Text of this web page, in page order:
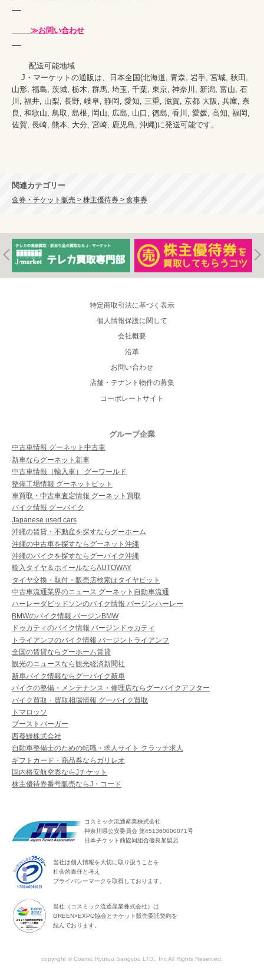
≫お問い合わせ
山形, 福島, 茨城, 栃木, 群馬, 埼玉, 千葉, 東京, 神奈川, 新潟, 富山, 石
川, 福井, 山梨, 長野, 岐阜, 静岡, 愛知, 三重, 滋賀, 京都 大阪, 兵庫, 奈
良, 和歌山, 鳥取, 島根, 岡山, 広島, 山口, 徳島, 香川, 愛媛, 高知, 福岡,
佐賀, 長崎, 熊本, 大分, 宮崎, 鹿児島, 沖縄)に発送可能です。
関連カテゴリー
金券・チケット販売 > 株主優待券 > 食事券
特定商取引法に基づく表示
個人情報保護に関して
会社概要
沿革
お問い合わせ
店舗・テナント物件の募集
コーポレートサイト
グループ企業
中古車情報 グーネット中古車
新車ならグーネット新車
中古車情報（輸入車） グーワールド
整備工場情報 グーネットピット
車買取・中古車査定情報 グーネット買取
バイク情報 グーバイク
Japanese used cars
沖縄の賃貸・不動産を探すならグーホーム
沖縄の中古車を探すならグーネット沖縄
沖縄のバイクを探すならグーバイク沖縄
輸入タイヤ＆ホイールならAUTOWAY
タイヤ交換・取付・販売店検索はタイヤピット
中古車流通業界のニュース グーネット自動車流通
ハーレーダビッドソンのバイク情報 バージンハーレー
BMWのバイク情報 バージンBMW
ドゥカティのバイク情報 バージンドゥカティ
トライアンフのバイク情報 バージントライアンフ
全国の賃貸ならグーホーム賃貸
観光のニュースなら観光経済新聞社
新車バイク情報ならグーバイク新車
バイクの整備・メンテナンス・修理店ならグーバイクアフター
バイク買取・買取相場情報 グーバイク買取
トマロッソ
ブーストバーガー
西養鰻株式会社
自動車整備士のための転職・求人サイト クラッチ求人
ギフトカード・商品券ならガリレオ
国内格安航空券ならJチケット
株主優待券番号販売ならJ・コード
コスミック流通産業株式会社
神奈川県公安委員会 第451360000071号
日本チケット商協同組合優良加盟店
当社は個人情報を大切に取り扱うことを
社会的責任と考え
プライバシーマークを取得しております。
当社（コスミック流通産業株式会社）は
GREEN×EXPO協会とチケット販売委託契約を
結んでおります。
copyright © Cosmic Ryutuu Sangyou LTD., Inc All Rights Reserved.